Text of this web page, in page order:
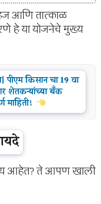
आणि तात्काळ
हे या योजनेचे मुख्य
पीएम किसान चा 19 वा
शेतकऱ्यांच्या बँक
माहिती!
आहेत? ते आपण खाली